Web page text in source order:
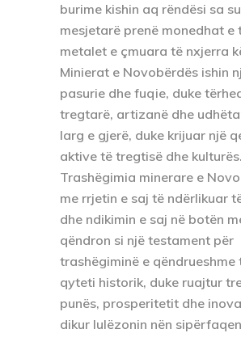
burime kishin aq rëndësi sa
mesjetarë prenë monedhat e
metalet e çmuara të nxjerra
Minierat e Novobërdës ishin
pasurie dhe fuqie, duke
tregtarë, artizanë dhe
larg e gjerë, duke krijuar një
aktive të tregtisë dhe kulturës.
Trashëgimia minerare e
me rrjetin e saj të ndërlikuar
dhe ndikimin e saj në botën
qëndron si një testament për
trashëgiminë e qëndrueshme
qyteti historik, duke ruajtur
punës, prosperitetit dhe
dikur lulëzonin nën